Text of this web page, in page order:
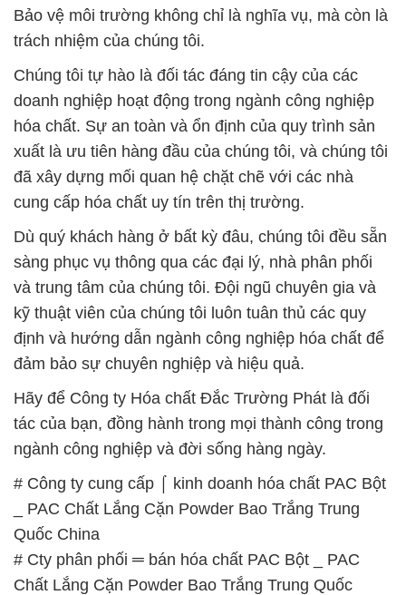
Bảo vệ môi trường không chỉ là nghĩa vụ, mà còn là
trách nhiệm của chúng tôi.
Chúng tôi tự hào là đối tác đáng tin cậy của các
doanh nghiệp hoạt động trong ngành công nghiệp
hóa chất. Sự an toàn và ổn định của quy trình sản
xuất là ưu tiên hàng đầu của chúng tôi, và chúng tôi
đã xây dựng mối quan hệ chặt chẽ với các nhà
cung cấp hóa chất uy tín trên thị trường.
Dù quý khách hàng ở bất kỳ đâu, chúng tôi đều sẵn
sàng phục vụ thông qua các đại lý, nhà phân phối
và trung tâm của chúng tôi. Đội ngũ chuyên gia và
kỹ thuật viên của chúng tôi luôn tuân thủ các quy
định và hướng dẫn ngành công nghiệp hóa chất để
đảm bảo sự chuyên nghiệp và hiệu quả.
Hãy để Công ty Hóa chất Đắc Trường Phát là đối
tác của bạn, đồng hành trong mọi thành công trong
ngành công nghiệp và đời sống hàng ngày.
# Công ty cung cấp ⌠ kinh doanh hóa chất PAC Bột
_ PAC Chất Lắng Cặn Powder Bao Trắng Trung
Quốc China
# Cty phân phối ═ bán hóa chất PAC Bột _ PAC
Chất Lắng Cặn Powder Bao Trắng Trung Quốc